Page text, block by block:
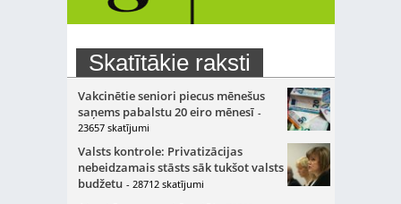
Skatītākie raksti
Vakcinētie seniori piecus mēnešus
saņems pabalstu 20 eiro mēnesī -
23657 skatījumi
Valsts kontrole: Privatizācijas
nebeidzamais stāsts sāk tukšot valsts
budžetu - 28712 skatījumi